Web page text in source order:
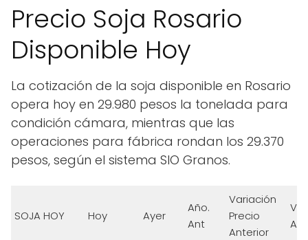
Precio Soja Rosario
Disponible Hoy
La cotización de la soja disponible en Rosario
opera hoy en 29.980 pesos la tonelada para
condición cámara, mientras que las
operaciones para fábrica rondan los 29.370
pesos, según el sistema SIO Granos.
SOJA HOY Hoy Ayer
Año.
Ant
Variación
Precio
Anterior